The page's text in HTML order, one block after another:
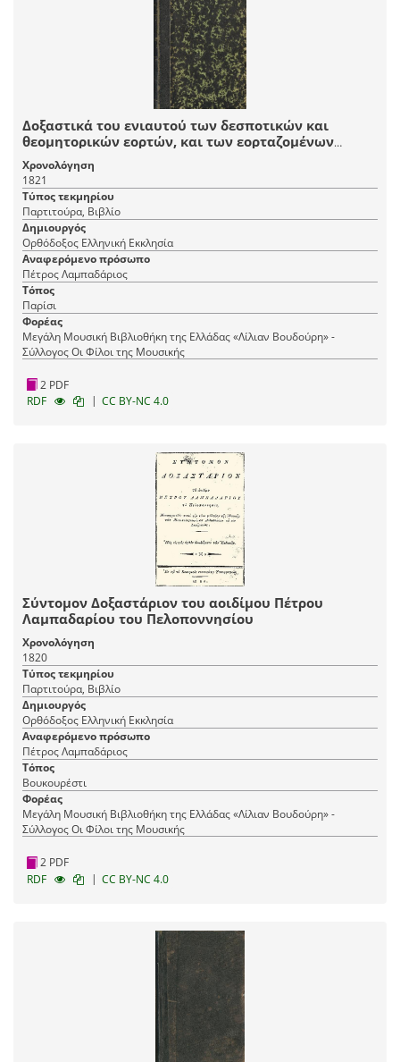
Δοξαστικά του ενιαυτού των δεσποτικών και
θεομητορικών εορτών, και των εορταζομένων
αγίων
Χρονολόγηση
1821
Τύπος τεκμηρίου
Παρτιτούρα, Βιβλίο
Δημιουργός
Ορθόδοξος Ελληνική Εκκλησία
Αναφερόμενο πρόσωπο
Πέτρος Λαμπαδάριος
Τόπος
Παρίσι
Φορέας
Μεγάλη Μουσική Βιβλιοθήκη της Ελλάδας «Λίλιαν Βουδούρη» -
Σύλλογος Οι Φίλοι της Μουσικής
2 PDF
RDF
| CC BY-NC 4.0
Σύντομον Δοξαστάριον του αοιδίμου Πέτρου
Λαμπαδαρίου του Πελοποννησίου
Χρονολόγηση
1820
Τύπος τεκμηρίου
Παρτιτούρα, Βιβλίο
Δημιουργός
Ορθόδοξος Ελληνική Εκκλησία
Αναφερόμενο πρόσωπο
Πέτρος Λαμπαδάριος
Τόπος
Βουκουρέστι
Φορέας
Μεγάλη Μουσική Βιβλιοθήκη της Ελλάδας «Λίλιαν Βουδούρη» -
Σύλλογος Οι Φίλοι της Μουσικής
2 PDF
RDF
| CC BY-NC 4.0